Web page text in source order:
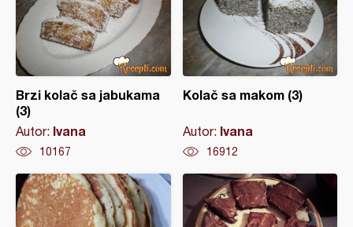
Brzi kolač sa jabukama
(3)
Autor: Ivana
10167
Kolač sa makom (3)
Autor: Ivana
16912